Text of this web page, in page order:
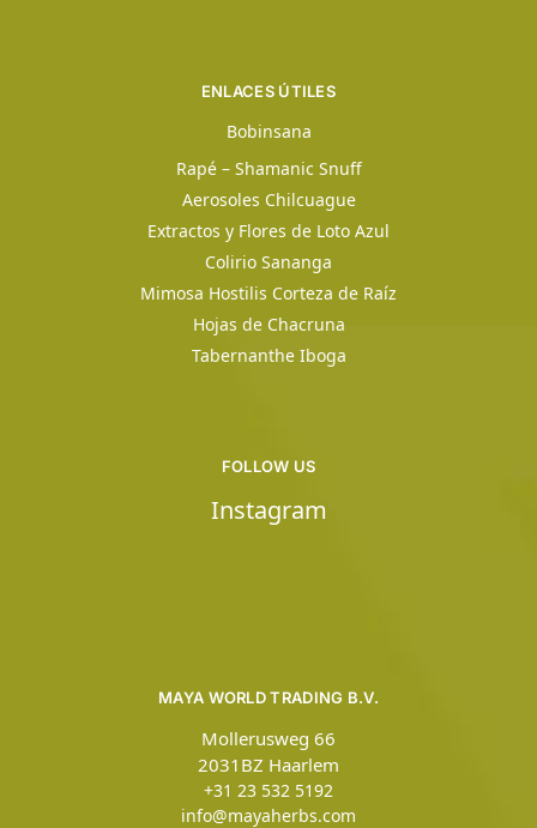
ENLACES ÚTILES
Bobinsana
Rapé – Shamanic Snuff
Aerosoles Chilcuague
Extractos y Flores de Loto Azul
Colirio Sananga
Mimosa Hostilis Corteza de Raíz
Hojas de Chacruna
Tabernanthe Iboga
MAYA WORLD TRADING B.V.
Mollerusweg 66
2031BZ Haarlem
+31 23 532 5192
info@mayaherbs.com
FOLLOW US
Instagram